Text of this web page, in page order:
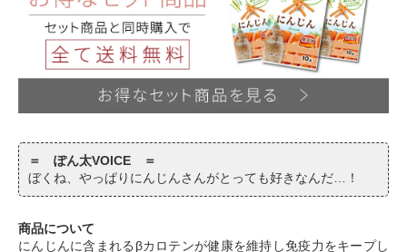
＝ ぽん太VOICE ＝
ぼくね、やっぱりにんじんさんがとっても好きなんだ…！
商品について
にんじんに含まれるβカロテンが健康を維持し免疫力をキープし